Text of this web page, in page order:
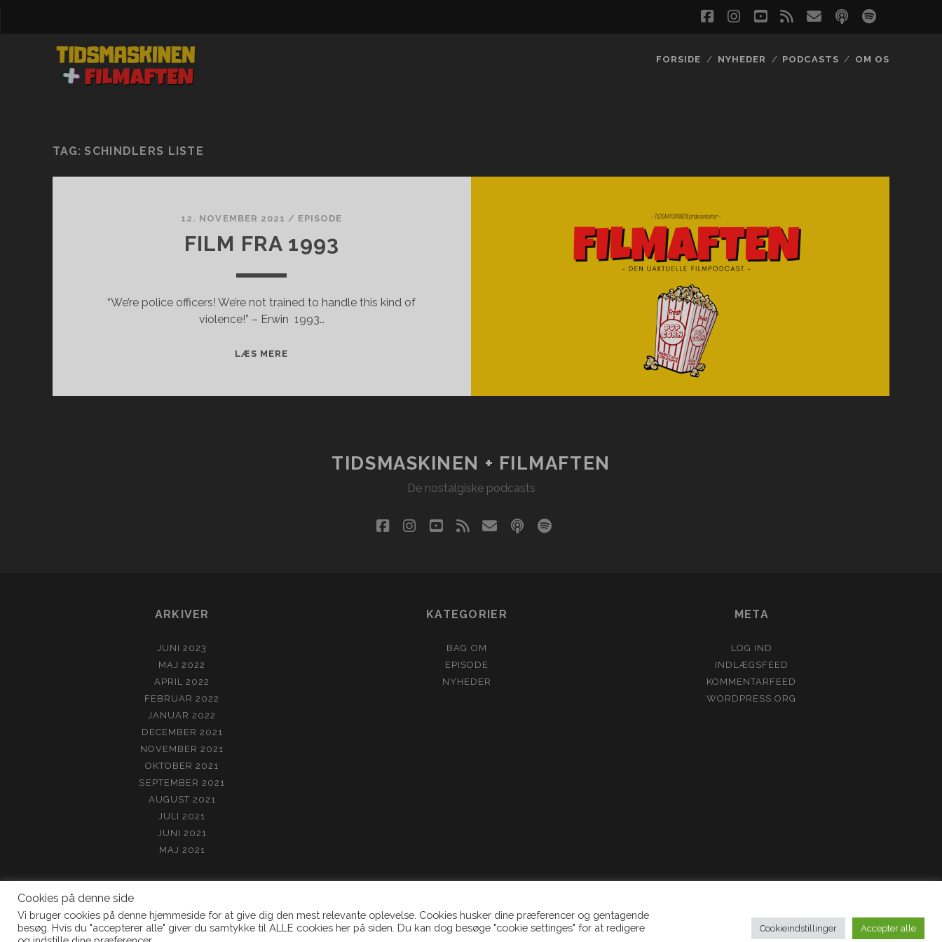
facebookinstagram
youtube
rss emailpodcastspotify
FORSIDE NYHEDER PODCASTS OM OS
TAG:SCHINDLERS LISTE
12. NOVEMBER 2021 / EPISODE
FILM FRA 1993
“We’re police officers! We’re not trained to handle this kind of
violence!” – Erwin 1993…
LÆS MERE
TIDSMASKINEN + FILMAFTEN
De nostalgiske podcasts
facebookinstagram
youtube
rss emailpodcastspotify
ARKIVER
JUNI 2023
MAJ 2022
APRIL 2022
FEBRUAR 2022
JANUAR 2022
DECEMBER 2021
NOVEMBER 2021
OKTOBER 2021
SEPTEMBER 2021
AUGUST 2021
JULI 2021
JUNI 2021
MAJ 2021
KATEGORIER
BAG OM
EPISODE
NYHEDER
META
LOG IND
INDLÆGSFEED
KOMMENTARFEED
WORDPRESS.ORG
Cookies på denne side
Vi bruger cookies på denne hjemmeside for at give dig den mest relevante oplevelse. Cookies husker dine præferencer og gentagende
besøg. Hvis du "accepterer alle" giver du samtykke til ALLE cookies her på siden. Du kan dog besøge "cookie settinges" for at redigere
Cookieindstillinger Accepter alle